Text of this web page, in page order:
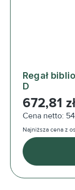
Regał
D
Cena
672,81
Cena netto:
Najniższa cena z